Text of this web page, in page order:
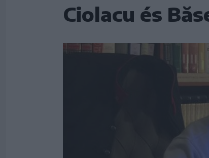
Ciolacu és